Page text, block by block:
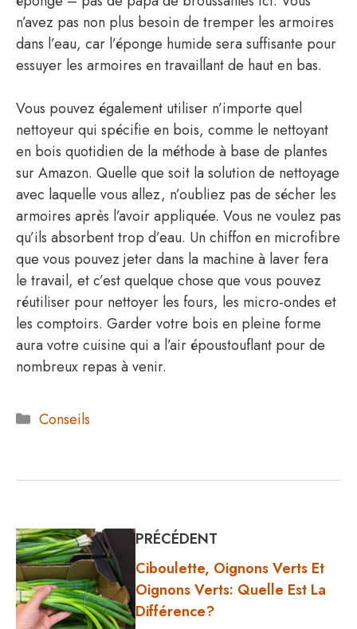
n’avez pas non plus besoin de tremper les armoires
dans l’eau, car l’éponge humide sera suffisante pour
essuyer les armoires en travaillant de haut en bas.
Vous pouvez également utiliser n’importe quel
nettoyeur qui spécifie en bois, comme le nettoyant
en bois quotidien de la méthode à base de plantes
sur Amazon. Quelle que soit la solution de nettoyage
avec laquelle vous allez, n’oubliez pas de sécher les
armoires après l’avoir appliquée. Vous ne voulez pas
qu’ils absorbent trop d’eau. Un chiffon en microfibre
que vous pouvez jeter dans la machine à laver fera
le travail, et c’est quelque chose que vous pouvez
réutiliser pour nettoyer les fours, les micro-ondes et
les comptoirs. Garder votre bois en pleine forme
aura votre cuisine qui a l’air époustouflant pour de
nombreux repas à venir.
Catégories
Conseils
PRÉCÉDENT
Ciboulette, Oignons Verts Et
Oignons Verts: Quelle Est La
Différence?